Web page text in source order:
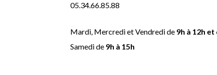
05.34.66.85.88
Mardi, Mercredi et Vendredi de 9h à 12h et
Samedi de 9h à 15h